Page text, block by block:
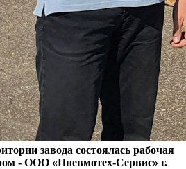
завода состоялась рабочая
- ООО «Пневмотех-Сервис» г.